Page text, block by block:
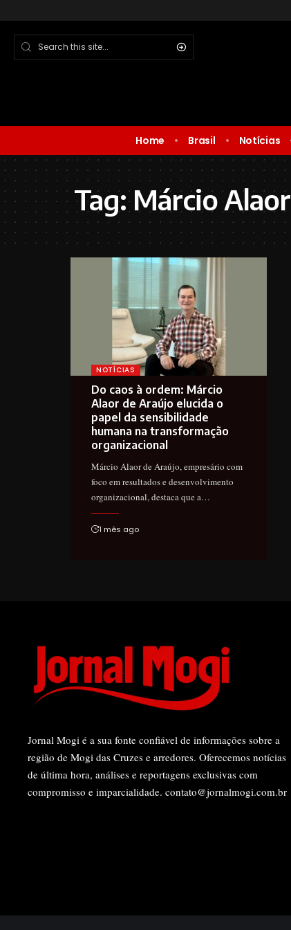
Home Brasil Notícias
Tag:Márcio Alaor
NOTÍCIAS
Do caos à ordem: Márcio
Alaor de Araújo elucida o
papel da sensibilidade
humana na transformação
organizacional
Márcio Alaor de Araújo, empresário com
foco em resultados e desenvolvimento
organizacional, destaca que a…
1 mês ago
Jornal Mogi é a sua fonte confiável de informações sobre a
região de Mogi das Cruzes e arredores. Oferecemos notícias
de última hora, análises e reportagens exclusivas com
compromisso e imparcialidade. contato@jornalmogi.com.br